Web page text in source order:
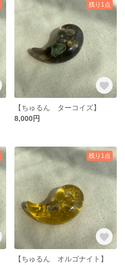
残り1点
【ちゅるん ターコイズ】
8,000円
残り1点
【ちゅるん オルゴナイト】